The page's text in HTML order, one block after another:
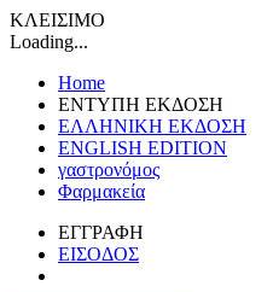
ΚΛΕΙΣΙΜΟ
Loading...
Home
ΕΝΤΥΠΗ ΕΚΔΟΣΗ
ΕΛΛΗΝΙΚΗ ΕΚΔΟΣΗ
ENGLISH EDITION
γαστρονόμος
Φαρμακεία
ΕΓΓΡΑΦΗ
ΕΙΣΟΔΟΣ